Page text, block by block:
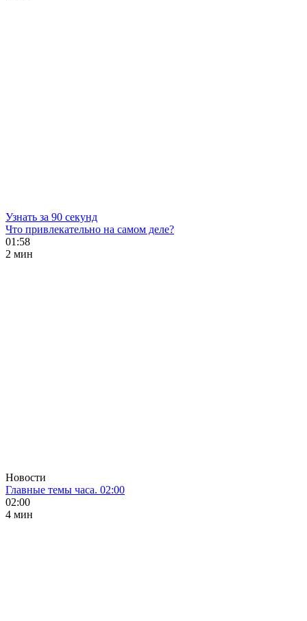
Узнать за 90 секунд
Что привлекательно на самом деле?
01:58
2 мин
Новости
Главные темы часа. 02:00
02:00
4 мин